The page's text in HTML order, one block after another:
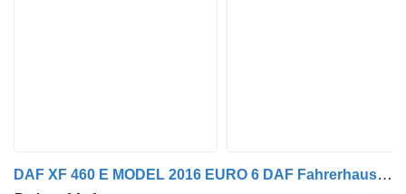
DAF XF 460 E MODEL 2016 EURO 6 DAF Fahrerhaus für LKW